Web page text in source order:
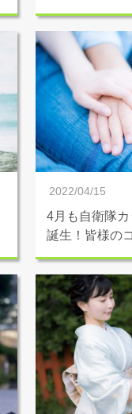
2022/04/15
4月も自衛隊
誕生！皆様の